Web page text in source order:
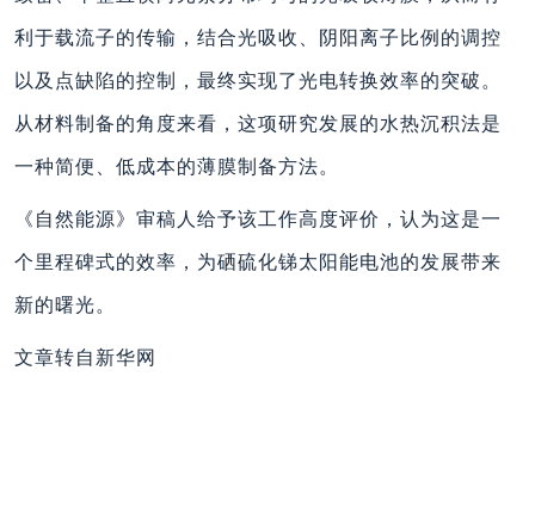
利于载流子的传输，结合光吸收、阴阳离子比例的调控
以及点缺陷的控制，最终实现了光电转换效率的突破。
从材料制备的角度来看，这项研究发展的水热沉积法是
一种简便、低成本的薄膜制备方法。
《自然能源》审稿人给予该工作高度评价，认为这是一
个里程碑式的效率，为硒硫化锑太阳能电池的发展带来
新的曙光。
文章转自新华网